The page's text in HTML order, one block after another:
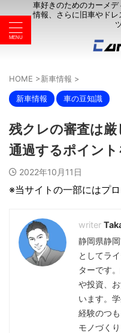
車好きのためのカーメ
情報、さらに旧車やド
HOME >新車情報 >
新車情報 車の豆知識
残クレの審査は
通過するポイント
2022年10月11日
※当サイトの一部にはプ
静岡県静
としてラ
ターです
や投資、
います。
経験のつ
モノづく